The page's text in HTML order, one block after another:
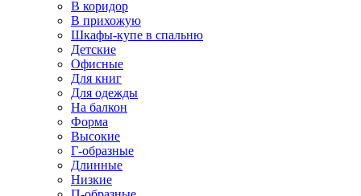
В коридор
В прихожую
Шкафы-купе в спальню
Детские
Офисные
Для книг
Для одежды
На балкон
Форма
Высокие
Г-образные
Длинные
Низкие